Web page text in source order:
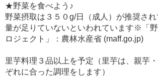
★野菜を食べよう♪
野菜摂取は３５０g/日（成人）が推奨さ
量が足りていないといわれています※「
ロジェクト」：農林水産省 (maff.go.jp)
里芋料理３品以上を予定（里芋は、親芋
ぞれに合った調理をします）